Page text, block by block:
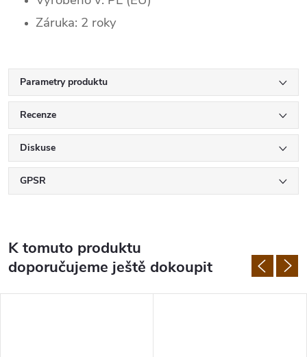
Záruka: 2 roky
Parametry produktu
Recenze
Diskuse
GPSR
K tomuto produktu
doporučujeme ještě dokoupit